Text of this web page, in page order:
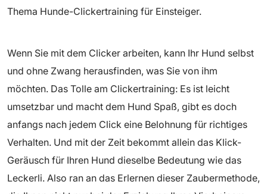
Thema Hunde-Clickertraining für Einsteiger.
Wenn Sie mit dem Clicker arbeiten, kann Ihr Hund selbst
und ohne Zwang herausfinden, was Sie von ihm
möchten. Das Tolle am Clickertraining: Es ist leicht
umsetzbar und macht dem Hund Spaß, gibt es doch
anfangs nach jedem Click eine Belohnung für richtiges
Verhalten. Und mit der Zeit bekommt allein das Klick-
Geräusch für Ihren Hund dieselbe Bedeutung wie das
Leckerli. Also ran an das Erlernen dieser Zaubermethode,